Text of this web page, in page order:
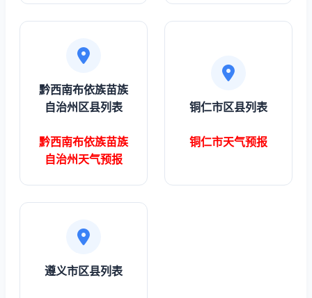
黔西南布依族苗族
自治州区县列表
黔西南布依族苗族
自治州天气预报
铜仁市区县列表
铜仁市天气预报
遵义市区县列表